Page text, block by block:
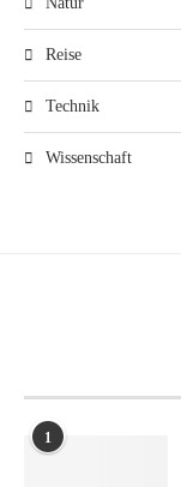
Reise
Technik
Wissenschaft
1